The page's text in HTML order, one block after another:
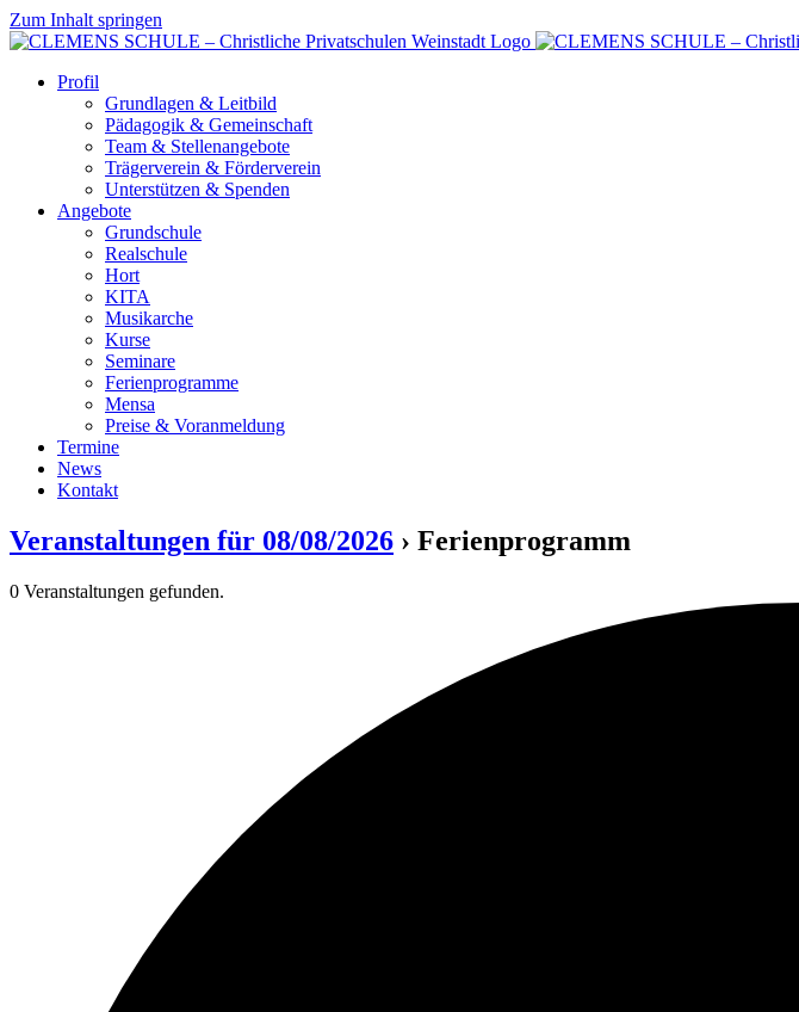
Zum Inhalt springen
Profil
Grundlagen & Leitbild
Pädagogik & Gemeinschaft
Team & Stellenangebote
Trägerverein & Förderverein
Unterstützen & Spenden
Angebote
Grundschule
Realschule
Hort
KITA
Musikarche
Kurse
Seminare
Ferienprogramme
Mensa
Preise & Voranmeldung
Termine
News
Kontakt
Veranstaltungen für 08/08/2026 › Ferienprogramm
0 Veranstaltungen gefunden.